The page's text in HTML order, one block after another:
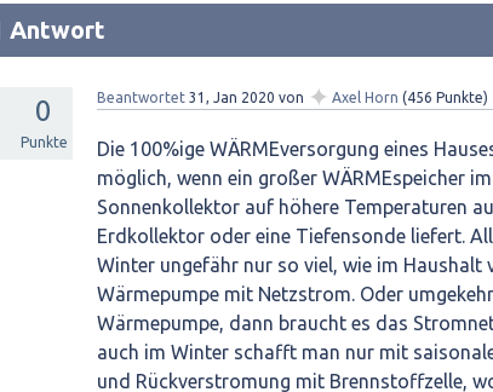
Antwort
0
Punkte
Beantwortet 31, Jan 2020 von ✦ Axel Horn (456 Punkte)
Die 100%ige WÄRMEversorgung eines
möglich, wenn ein großer WÄRMEspeicher
Sonnenkollektor auf höhere Temperaturen
Erdkollektor oder eine Tiefensonde liefert.
Winter ungefähr nur so viel, wie im
Wärmepumpe mit Netzstrom. Oder
Wärmepumpe, dann braucht es das
auch im Winter schafft man nur mit
und Rückverstromung mit Brennstoffzelle,